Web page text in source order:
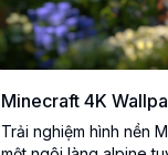
Minecraft 4K
Trải nghiệm hình nền